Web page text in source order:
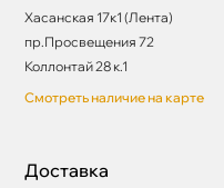
Хасанская 17к1 (Лента)
пр.Просвещения 72
Коллонтай 28 к.1
Смотреть наличие на карте
Доставка